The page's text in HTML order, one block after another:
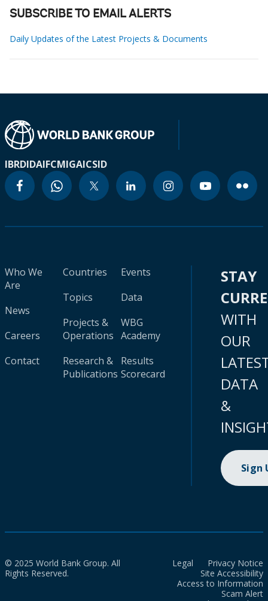
SUBSCRIBE TO EMAIL ALERTS
Daily Updates of the Latest Projects & Documents
IBRDIDAIFCMIGAICSID
Who We
Are
News
Careers
Contact
Countries
Topics
Projects &
Operations
Research &
Publications
Events
Data
WBG
Academy
Results
Scorecard
STAY
WITH
OUR
DATA
&
Sign
© 2025 World Bank Group. All
Rights Reserved.
Legal
Privacy Notice
Site Accessibility
Access to Information
Scam Alert